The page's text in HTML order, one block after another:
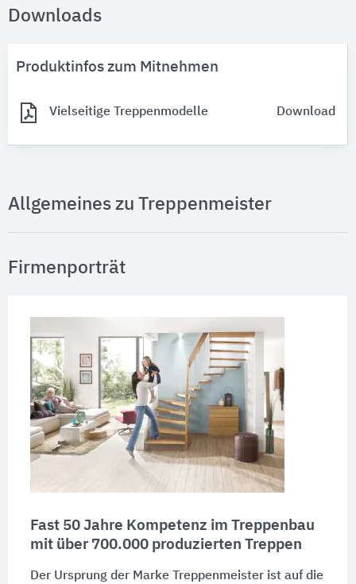
Downloads
Produktinfos zum Mitnehmen
Vielseitige Treppenmodelle Download
Allgemeines zu Treppenmeister
Firmenporträt
Fast 50 Jahre Kompetenz im Treppenbau
mit über 700.000 produzierten Treppen
Der Ursprung der Marke Treppenmeister ist auf die